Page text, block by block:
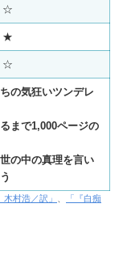
☆
★
☆
の気狂いツンデレ
まで1,000ページの
の中の真理を言い
村浩／訳」
「『白痴